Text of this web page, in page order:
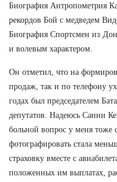
Биография Антропометрия
рекордов Бой с медведем
Биография Спортсмен из
и волевым характером.
Он отметил, что на
продаж, так и по телефону
годах был председателем
депутатов. Надеюсь Санни
больной вопрос у меня тоже
фотографировать стала
страховку вместе с
положенных им выплатах,